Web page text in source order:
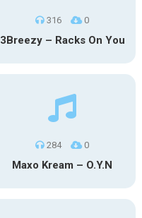
316 0
3Breezy – Racks On You
284 0
Maxo Kream – O.Y.N